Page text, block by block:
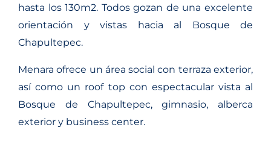
hasta los 130m2. Todos gozan de una excelente
orientación y vistas hacia al Bosque de
Chapultepec.
Menara ofrece un área social con terraza exterior,
así como un roof top con espectacular vista al
Bosque de Chapultepec, gimnasio, alberca
exterior y business center.